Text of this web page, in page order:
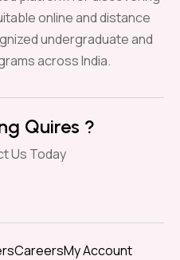
online and distance
undergraduate and
across India.
Quires ?
Us Today
CareersMy Account